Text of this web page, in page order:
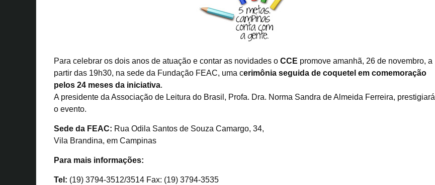
Para celebrar os dois anos de atuação e contar as novidades o CCE promove amanhã, 26 de novembro, a
partir das 19h30, na sede da Fundação FEAC, uma cerimônia seguida de coquetel em comemoração
pelos 24 meses da iniciativa.
A presidente da Associação de Leitura do Brasil, Profa. Dra. Norma Sandra de Almeida Ferreira, prestigiará
o evento.
Sede da FEAC: Rua Odila Santos de Souza Camargo, 34,
Vila Brandina, em Campinas
Para mais informações:
Tel: (19) 3794-3512/3514 Fax: (19) 3794-3535